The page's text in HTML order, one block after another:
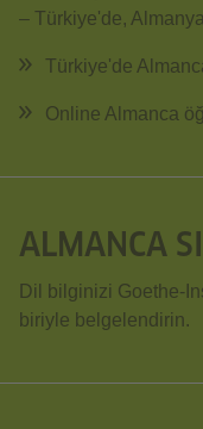
– Türkiye'de,
Türkiye'de
Online Almanca
ALMANCA
Dil bilginizi Goethe-
biriyle belgelendirin.